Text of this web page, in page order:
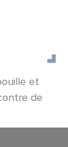
et
de